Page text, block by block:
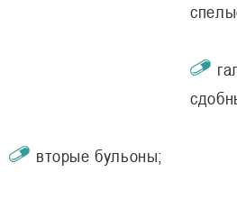
вторые бульоны;